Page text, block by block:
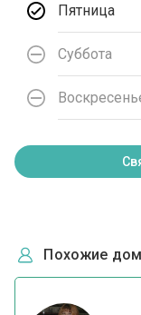
Пятница
Суббота
Похожие